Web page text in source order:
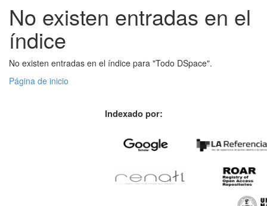
No existen entradas en el
índice
No existen entradas en el índice para "Todo DSpace".
Página de inicio
Indexado por: